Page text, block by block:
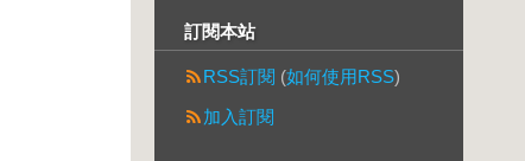
訂閱本站
RSS訂閱 (如何使用RSS)
加入訂閱